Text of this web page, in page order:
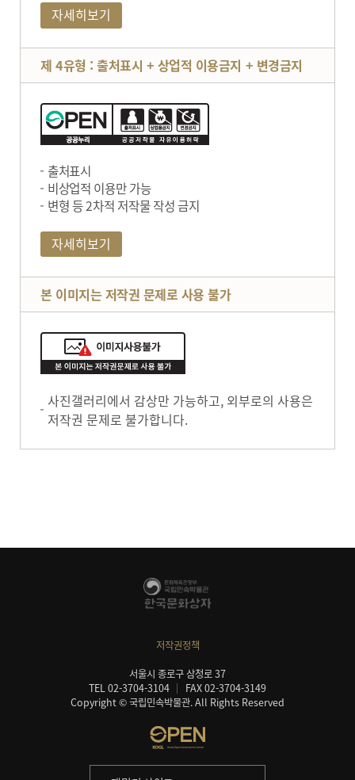
자세히보기
제 4유형 : 출처표시 + 상업적 이용금지 + 변경금지
출처표시
비상업적 이용만 가능
변형 등 2차적 저작물 작성 금지
자세히보기
본 이미지는 저작권 문제로 사용 불가
사진갤러리에서 감상만 가능하고, 외부로의 사용은
저작권 문제로 불가합니다.
저작권정책
서울시 종로구 삼청로 37
TEL 02-3704-3104
FAX 02-3704-3149
Copyright © 국립민속박물관. All Rights Reserved